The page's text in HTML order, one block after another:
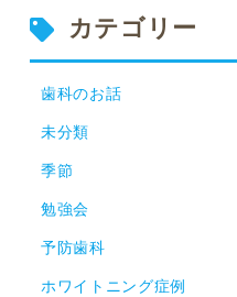
カテゴリー
歯科のお話
未分類
季節
勉強会
予防歯科
ホワイトニング症例